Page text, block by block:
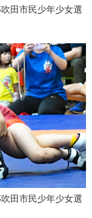
田市民少年少女選
田市民少年少女選